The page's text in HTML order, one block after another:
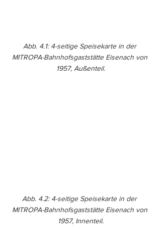
Abb. 4.1: 4-seitige Speisekarte in der
MITROPA-Bahnhofsgaststätte Eisenach von
1957, Außenteil.
Abb. 4.2: 4-seitige Speisekarte in der
MITROPA-Bahnhofsgaststätte Eisenach von
1957, Innenteil.